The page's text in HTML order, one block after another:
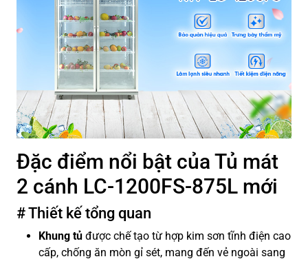
Đặc điểm nổi bật của Tủ mát
2 cánh LC-1200FS-875L mới
# Thiết kế tổng quan
Khung tủ được chế tạo từ hợp kim sơn tĩnh điện cao
cấp, chống ăn mòn gỉ sét, mang đến vẻ ngoài sang